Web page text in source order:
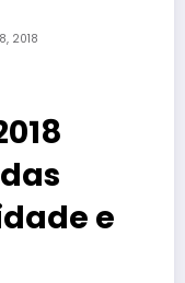
2018
e